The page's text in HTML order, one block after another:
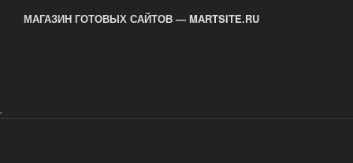
МАГАЗИН ГОТОВЫХ САЙТОВ — MARTSITE.RU
.